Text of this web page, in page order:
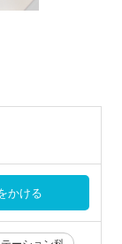
かける